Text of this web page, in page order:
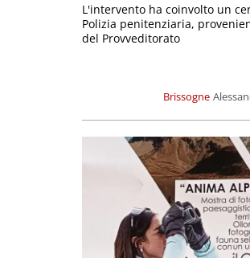
Brissogne
L'intervento ha coinvolto un
Polizia penitenziaria,
del Provveditorato